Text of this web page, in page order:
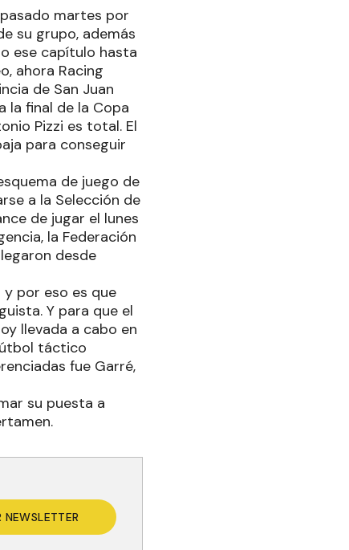
martes por
su grupo, además
ese capítulo hasta
ahora Racing
de San Juan
la final de la Copa
Pizzi es total. El
para conseguir
de juego de
a la Selección de
de jugar el lunes
la Federación
desde
por eso es que
Y para que el
llevada a cabo en
táctico
fue Garré,
su puesta a
NEWSLETTER